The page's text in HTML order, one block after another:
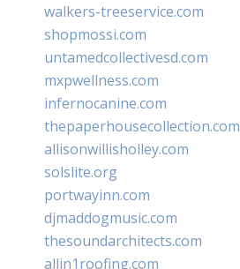
walkers-treeservice.com
shopmossi.com
untamedcollectivesd.com
mxpwellness.com
infernocanine.com
thepaperhousecollection.com
allisonwillisholley.com
solslite.org
portwayinn.com
djmaddogmusic.com
thesoundarchitects.com
allin1roofing.com